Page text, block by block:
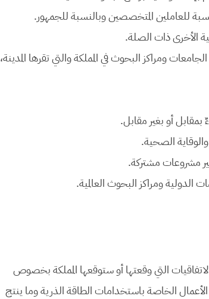
ومراكز البحوث في المملكة والتي تقرها المدينة،
بمقابل أو بغير مقابل.
الاتفاقيات التي وقعتها أو ستوقعها المملكة بخصوص
الخاصة باستخدامات الطاقة الذرية وما ينتج